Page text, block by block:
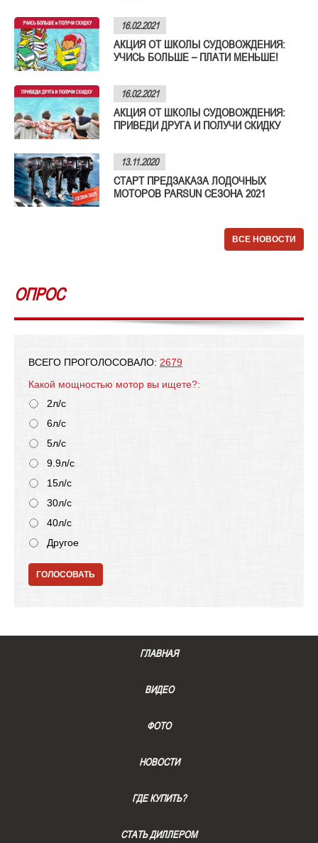
16.02.2021
АКЦИЯ ОТ ШКОЛЫ СУДОВОЖДЕНИЯ:
УЧИСЬ БОЛЬШЕ – ПЛАТИ МЕНЬШЕ!
16.02.2021
АКЦИЯ ОТ ШКОЛЫ СУДОВОЖДЕНИЯ:
ПРИВЕДИ ДРУГА И ПОЛУЧИ СКИДКУ
13.11.2020
СТАРТ ПРЕДЗАКАЗА ЛОДОЧНЫХ
МОТОРОВ PARSUN СЕЗОНА 2021
ВСЕ НОВОСТИ
ОПРОС
ВСЕГО ПРОГОЛОСОВАЛО: 2679
Какой мощностью мотор вы ищете?:
2л/с
6л/с
5л/с
9.9л/с
15л/с
30л/с
40л/с
Другое
ГОЛОСОВАТЬ
ГЛАВНАЯ
ВИДЕО
ФОТО
НОВОСТИ
ГДЕ КУПИТЬ?
СТАТЬ ДИЛЛЕРОМ